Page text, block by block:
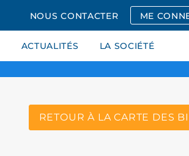
NOUS CONTACTER ME
ACTUALITÉS LA SOCIÉTÉ
RETOUR À LA CARTE DES